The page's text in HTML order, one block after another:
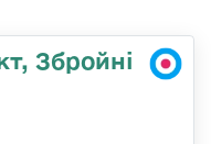
Збройні